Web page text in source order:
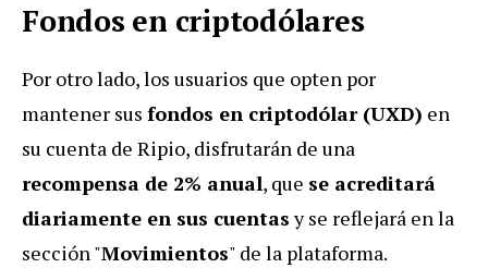
Fondos en criptodólares
Por otro lado, los usuarios que opten por
mantener sus fondos en criptodólar (UXD) en
su cuenta de Ripio, disfrutarán de una
recompensa de 2% anual, que se acreditará
diariamente en sus cuentasy se reflejará en la
sección "Movimientos" de la plataforma.